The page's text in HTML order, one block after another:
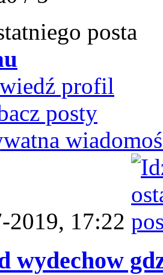
posta
profil
posty
2019, 17:22
wydechow